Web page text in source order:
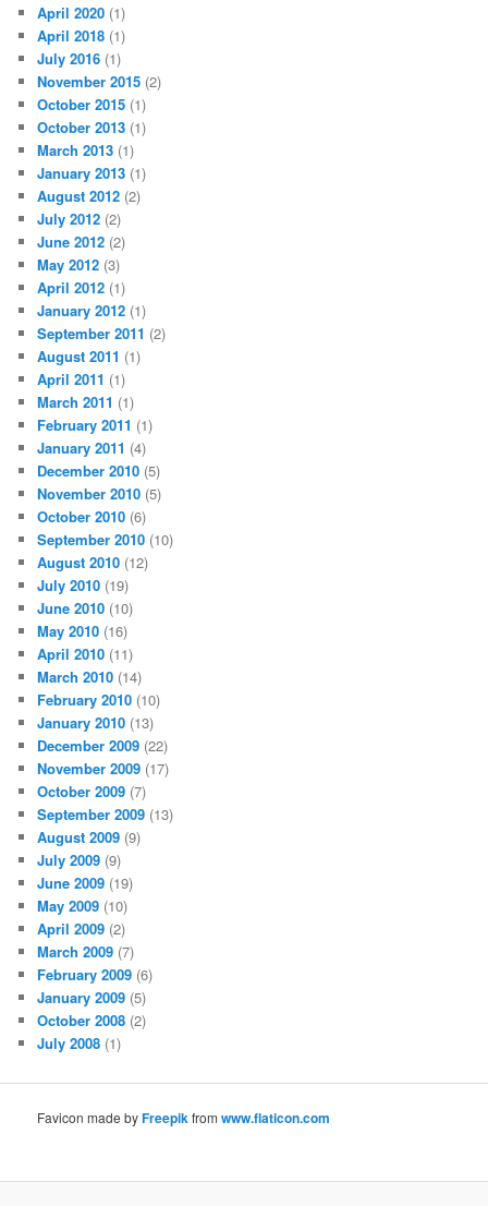
April 2020 (1)
April 2018 (1)
July 2016 (1)
November 2015 (2)
October 2015 (1)
October 2013 (1)
March 2013 (1)
January 2013 (1)
August 2012 (2)
July 2012 (2)
June 2012 (2)
May 2012 (3)
April 2012 (1)
January 2012 (1)
September 2011 (2)
August 2011 (1)
April 2011 (1)
March 2011 (1)
February 2011 (1)
January 2011 (4)
December 2010 (5)
November 2010 (5)
October 2010 (6)
September 2010 (10)
August 2010 (12)
July 2010 (19)
June 2010 (10)
May 2010 (16)
April 2010 (11)
March 2010 (14)
February 2010 (10)
January 2010 (13)
December 2009 (22)
November 2009 (17)
October 2009 (7)
September 2009 (13)
August 2009 (9)
July 2009 (9)
June 2009 (19)
May 2009 (10)
April 2009 (2)
March 2009 (7)
February 2009 (6)
January 2009 (5)
October 2008 (2)
July 2008 (1)
Favicon made byFreepikfromwww.flaticon.com